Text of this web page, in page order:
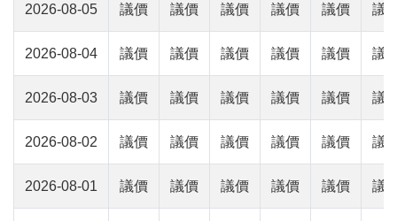
2026-08-05 議價 議價 議價 議價 議價 議
2026-08-04 議價 議價 議價 議價 議價 議
2026-08-03 議價 議價 議價 議價 議價 議
2026-08-02 議價 議價 議價 議價 議價 議
2026-08-01 議價 議價 議價 議價 議價 議